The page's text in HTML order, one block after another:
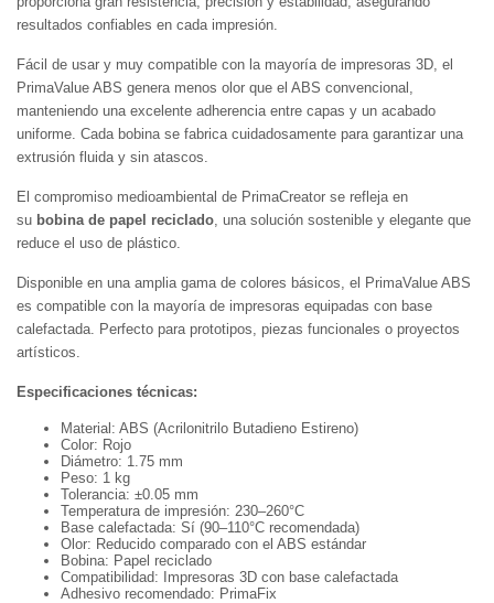
resultados confiables en cada impresión.
Fácil de usar y muy compatible con la mayoría de impresoras 3D, el
PrimaValue ABS genera menos olor que el ABS convencional,
manteniendo una excelente adherencia entre capas y un acabado
uniforme. Cada bobina se fabrica cuidadosamente para garantizar una
extrusión fluida y sin atascos.
El compromiso medioambiental de PrimaCreator se refleja en
su bobina de papel reciclado, una solución sostenible y elegante que
reduce el uso de plástico.
Disponible en una amplia gama de colores básicos, el PrimaValue ABS
es compatible con la mayoría de impresoras equipadas con base
calefactada. Perfecto para prototipos, piezas funcionales o proyectos
artísticos.
Especificaciones técnicas:
Material: ABS (Acrilonitrilo Butadieno Estireno)
Color: Rojo
Diámetro: 1.75 mm
Peso: 1 kg
Tolerancia: ±0.05 mm
Temperatura de impresión: 230–260°C
Base calefactada: Sí (90–110°C recomendada)
Olor: Reducido comparado con el ABS estándar
Bobina: Papel reciclado
Compatibilidad: Impresoras 3D con base calefactada
Adhesivo recomendado: PrimaFix